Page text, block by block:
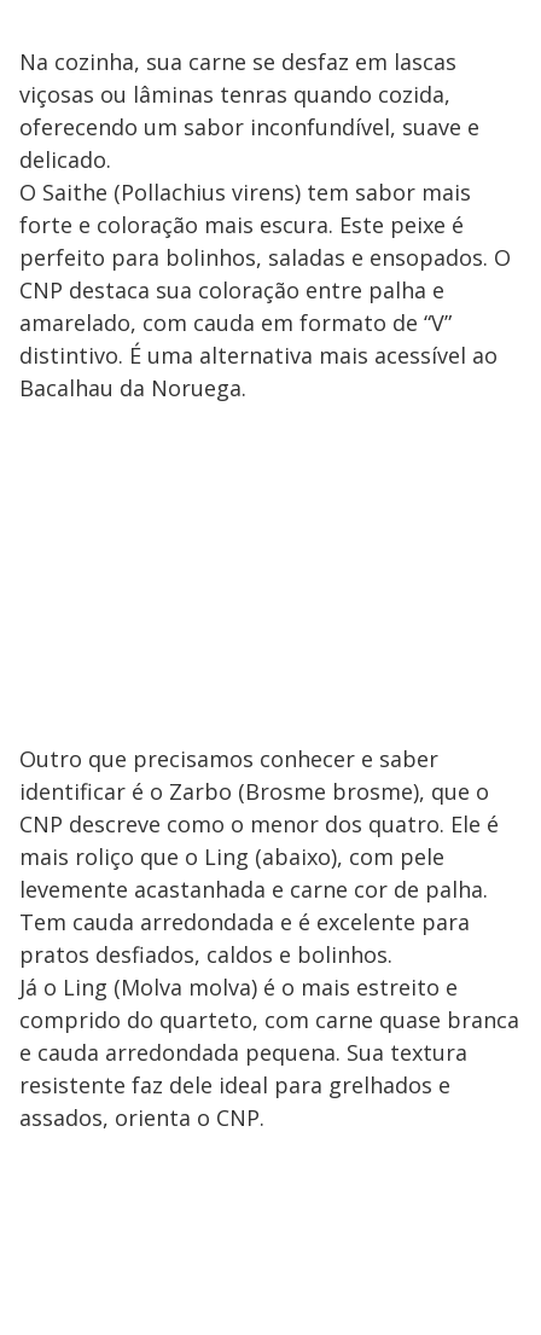
Na cozinha, sua carne se desfaz em lascas
viçosas ou lâminas tenras quando cozida,
oferecendo um sabor inconfundível, suave e
delicado.
O Saithe (Pollachius virens) tem sabor mais
forte e coloração mais escura. Este peixe é
perfeito para bolinhos, saladas e ensopados. O
CNP destaca sua coloração entre palha e
amarelado, com cauda em formato de “V”
distintivo. É uma alternativa mais acessível ao
Bacalhau da Noruega.
Outro que precisamos conhecer e saber
identificar é o Zarbo (Brosme brosme), que o
CNP descreve como o menor dos quatro. Ele é
mais roliço que o Ling (abaixo), com pele
levemente acastanhada e carne cor de palha.
Tem cauda arredondada e é excelente para
pratos desfiados, caldos e bolinhos.
Já o Ling (Molva molva) é o mais estreito e
comprido do quarteto, com carne quase branca
e cauda arredondada pequena. Sua textura
resistente faz dele ideal para grelhados e
assados, orienta o CNP.